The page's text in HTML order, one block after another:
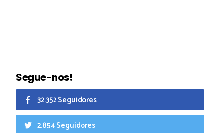
Segue-nos!
32.352 Seguidores
2.854 Seguidores